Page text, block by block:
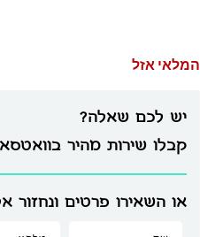
המלאי אזל
יש לכם שאלה?
קבלו שירות מהיר
או השאירו פרטים ונחזור